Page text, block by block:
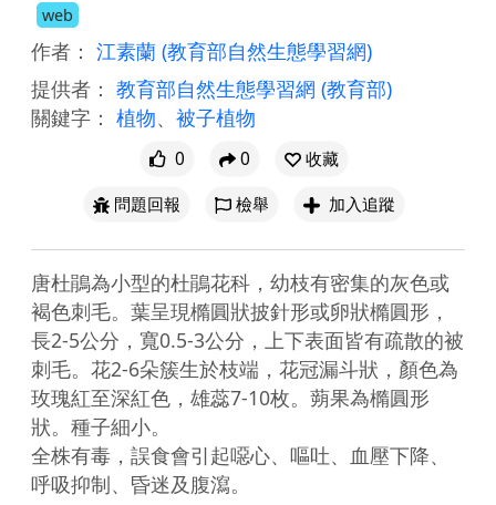
web
作者： 江素蘭 (教育部自然生態學習網)
提供者： 教育部自然生態學習網 (教育部)
關鍵字： 植物、 被子植物
0 0
收藏
問題回報
檢舉 加入追蹤
唐杜鵑為小型的杜鵑花科，幼枝有密集的灰色或
褐色刺毛。葉呈現橢圓狀披針形或卵狀橢圓形，
長2-5公分，寬0.5-3公分，上下表面皆有疏散的被
刺毛。花2-6朵簇生於枝端，花冠漏斗狀，顏色為
玫瑰紅至深紅色，雄蕊7-10枚。蒴果為橢圓形
狀。種子細小。
全株有毒，誤食會引起噁心、嘔吐、血壓下降、
呼吸抑制、昏迷及腹瀉。